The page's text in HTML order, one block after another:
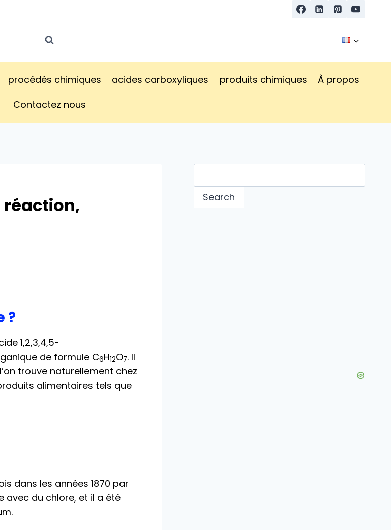
procédés chimiques acides carboxyliques produits chimiques
À propos
Contactez nous
réaction,
?
1,2,3,4,5-
de formule C6H12O7. Il
trouve naturellement chez
alimentaires tels que
dans les années 1870 par
avec du chlore, et il a été
Search